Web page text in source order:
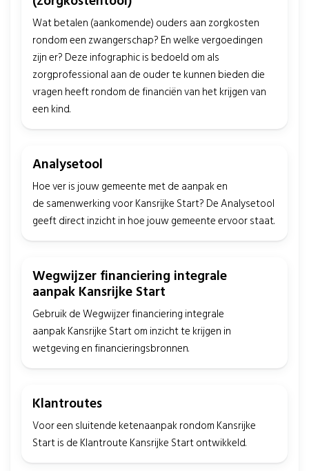
Wat betalen (aankomende) ouders aan zorgkosten
rondom een zwangerschap? En welke vergoedingen
zijn er? Deze infographic is bedoeld om als
zorgprofessional aan de ouder te kunnen bieden die
vragen heeft rondom de financiën van het krijgen van
een kind.
Analysetool
Hoe ver is jouw gemeente met de aanpak en
de samenwerking voor Kansrijke Start? De Analysetool
geeft direct inzicht in hoe jouw gemeente ervoor staat.
Wegwijzer financiering integrale
aanpak Kansrijke Start
Gebruik de Wegwijzer financiering integrale
aanpak Kansrijke Start om inzicht te krijgen in
wetgeving en financieringsbronnen.
Klantroutes
Voor een sluitende ketenaanpak rondom Kansrijke
Start is de Klantroute Kansrijke Start ontwikkeld.